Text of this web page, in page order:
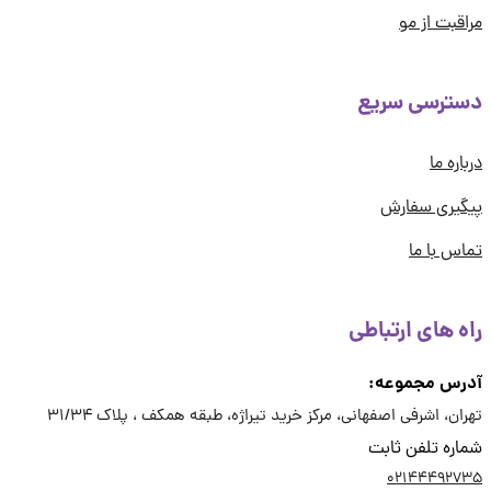
از مو
سریع
ما
سفارش
با ما
های ارتباطی
مجموعه:
اشرفی اصفهانی، مرکز خرید تیراژه، طبقه همکف ، پلاک 31/34
تلفن ثابت